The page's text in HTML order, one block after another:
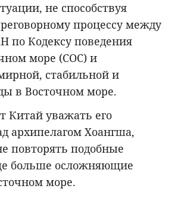
не способствуя
процессу между
по Кодексу поведения
море (COC) и
стабильной и
в Восточном море.
Китай уважать его
архипелагом Хоангша,
повторять подобные
больше осложняющие
море.